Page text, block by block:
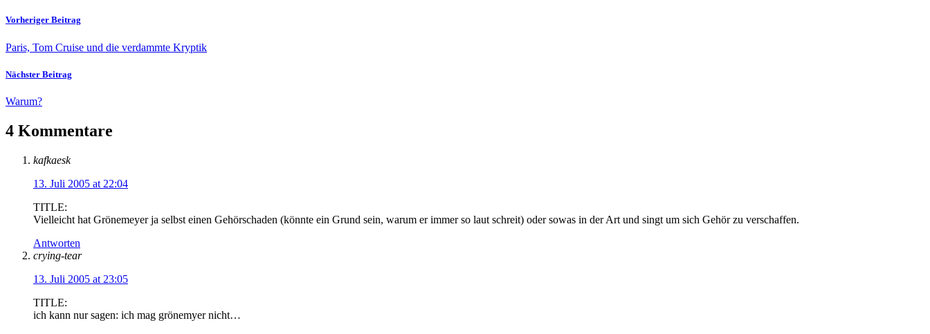
Vorheriger Beitrag
Paris, Tom Cruise und die verdammte Kryptik
Nächster Beitrag
Warum?
4 Kommentare
kafkaesk
13. Juli 2005 at 22:04
TITLE:
Vielleicht hat Grönemeyer ja selbst einen Gehörschaden (könnte ein Grund sein, warum er immer so laut schreit) oder sowas in der Art und singt um sich Gehör zu verschaffen.
Antworten
crying-tear
13. Juli 2005 at 23:05
TITLE:
ich kann nur sagen: ich mag grönemyer nicht…